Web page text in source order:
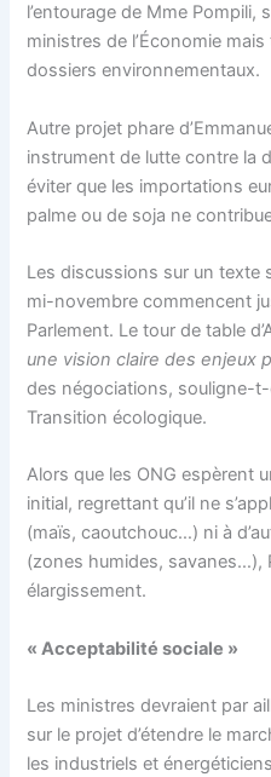
l’entourage de Mme
ministres de l’Économie
dossiers environnementaux.
Autre projet phare
instrument de lutte contre la
éviter que les importations
palme ou de soja ne
Les discussions sur un texte
mi-novembre commencent
Parlement. Le tour de table
une vision claire des enjeux
des négociations, souligne-
Transition écologique.
Alors que les ONG espèrent
initial, regrettant qu’il ne
(maïs, caoutchouc…) ni à
(zones humides, savanes…),
élargissement.
« Acceptabilité sociale »
Les ministres devraient par
sur le projet d’étendre le
les industriels et